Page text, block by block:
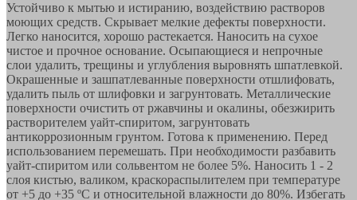
Устойчиво к мытью и истиранию, воздействию растворов
моющих средств. Скрывает мелкие дефекты поверхности.
Легко наносится, хорошо растекается. Наносить на сухое
чистое и прочное основание. Осыпающиеся и непрочные
слои удалить, трещины и углубления выровнять шпатлевкой.
Окрашенные и зашпатлеванные поверхности отшлифовать,
удалить пыль от шлифовки и загрунтовать. Металлические
поверхности очистить от ржавчины и окалины, обезжирить
растворителем уайт-спиритом, загрунтовать
антикоррозионным грунтом. Готова к применению. Перед
использованием перемешать. При необходимости разбавить
уайт-спиритом или сольвентом не более 5%. Наносить 1 - 2
слоя кистью, валиком, краскораспылителем при температуре
от +5 до +35 ºС и относительной влажности до 80%. Избегать